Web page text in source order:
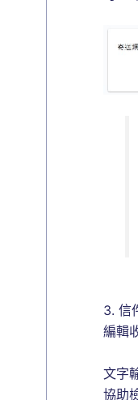
3. 信
編輯
文字
協助